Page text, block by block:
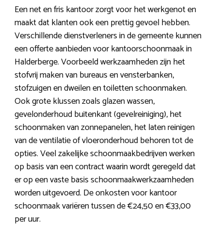
Een net en fris kantoor zorgt voor het werkgenot en
maakt dat klanten ook een prettig gevoel hebben.
Verschillende dienstverleners in de gemeente kunnen
een offerte aanbieden voor kantoorschoonmaak in
Halderberge. Voorbeeld werkzaamheden zijn het
stofvrij maken van bureaus en vensterbanken,
stofzuigen en dweilen en toiletten schoonmaken.
Ook grote klussen zoals glazen wassen,
gevelonderhoud buitenkant (gevelreiniging), het
schoonmaken van zonnepanelen, het laten reinigen
van de ventilatie of vloeronderhoud behoren tot de
opties. Veel zakelijke schoonmaakbedrijven werken
op basis van een contract waarin wordt geregeld dat
er op een vaste basis schoonmaakwerkzaamheden
worden uitgevoerd. De onkosten voor kantoor
schoonmaak variëren tussen de €24,50 en €33,00
per uur.